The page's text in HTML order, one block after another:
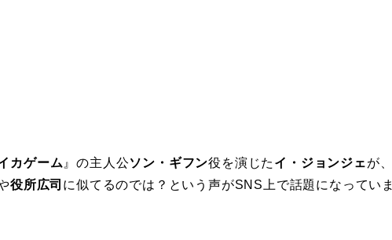
カゲーム 』の主人公ソン・ギフン役を演じた イ・ジョンジェが、
役所広司 に似てるのでは？という声がSNS上で話題になっていま